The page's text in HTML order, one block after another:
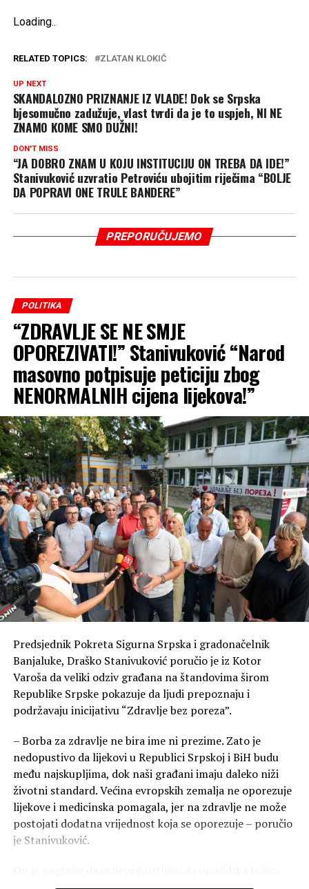
Loading..
RELATED TOPICS: ZLATAN KLOKIĆ
UP NEXT
SKANDALOZNO PRIZNANJE IZ VLADE! Dok se Srpska
bjesomučno zadužuje, vlast tvrdi da je to uspjeh, NI NE
ZNAMO KOME SMO DUŽNI!
DON'T MISS
“JA DOBRO ZNAM U KOJU INSTITUCIJU ON TREBA DA IDE!”
Stanivuković uzvratio Petroviću ubojitim riječima “BOLJE
DA POPRAVI ONE TRULE BANDERE”
PREPORUČUJEMO
POLITIKA
“ZDRAVLJE SE NE SMJE
OPOREZIVATI!” Stanivuković “Narod
masovno potpisuje peticiju zbog
NENORMALNIH cijena lijekova!”
Predsjednik Pokreta Sigurna Srpska i gradonačelnik
Banjaluke, Draško Stanivuković poručio je iz Kotor
Varoša da veliki odziv građana na štandovima širom
Republike Srpske pokazuje da ljudi prepoznaju i
podržavaju inicijativu “Zdravlje bez poreza”.
– Borba za zdravlje ne bira ime ni prezime. Zato je
nedopustivo da lijekovi u Republici Srpskoj i BiH budu
među najskupljima, dok naši građani imaju daleko niži
životni standard. Većina evropskih zemalja ne oporezuje
lijekove i medicinska pomagala, jer na zdravlje ne može
postojati dodatna vrijednost koja se oporezuje – poručio
je Stanivuković.